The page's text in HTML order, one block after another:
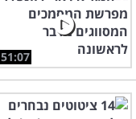
51:07